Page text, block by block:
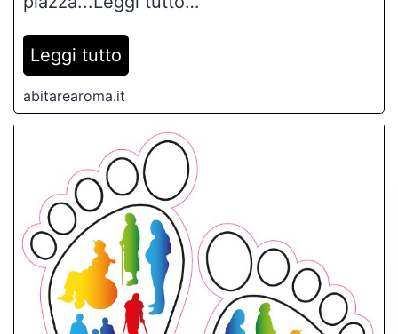
Leggi tutto
abitarearoma.it